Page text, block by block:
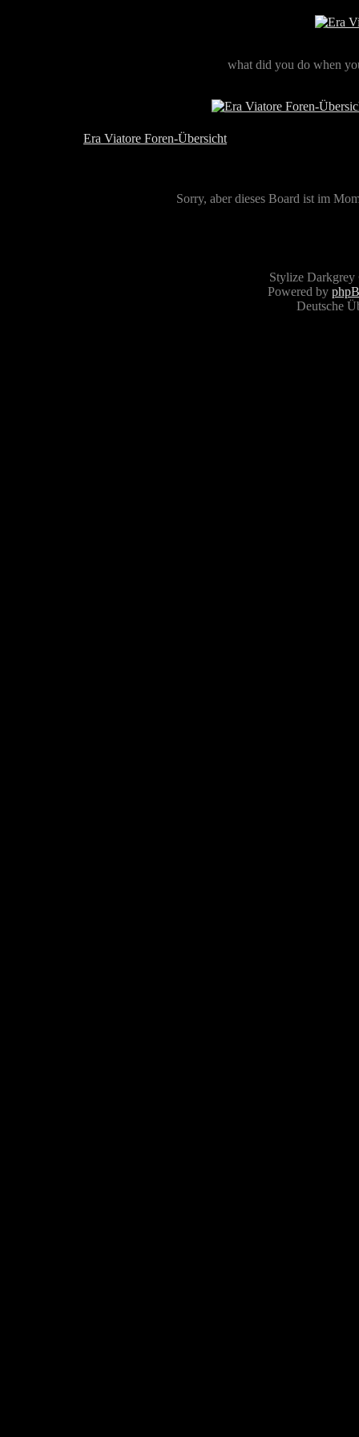
what did you do when
Era Viatore Foren-Übersicht
Sorry, aber dieses Board ist im
Stylize
Powered by
Deutsche